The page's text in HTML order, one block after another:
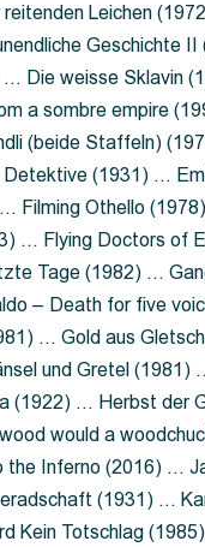
Leichen
Geschichte
… Die weisse Sklavin
a sombre empire
(beide Staffeln)
(1931) …
Filming Othello
… Flying Doctors
Tage (1982) …
– Death for five
… Gold aus
und Gretel
(1922) … Herbst der
would a
the Inferno (2016) …
(1931) …
Kein Totschlag